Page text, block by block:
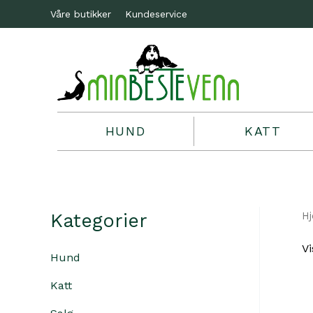
Våre butikker Kundeservice
HUND KATT
Kategorier
Hund
Katt